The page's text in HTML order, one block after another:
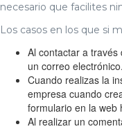
necesario que facilites
Los casos en los que si
Al contactar a
un correo electrónico.
Cuando realizas la
empresa cuando
formulario en la web
Al realizar un